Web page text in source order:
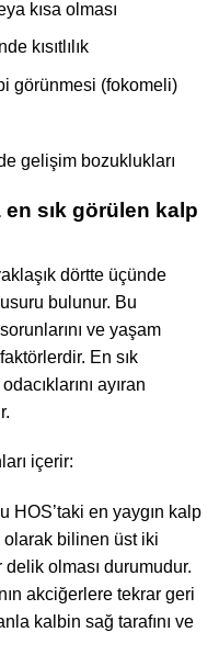
kısa olması
kısıtlılık
görünmesi (fokomeli)
gelişim bozuklukları
sık görülen kalp
dörtte üçünde
bulunur. Bu
ve yaşam
En sık
ayıran
içerir:
HOS’taki en yaygın kalp
olarak bilinen üst iki
delik olması durumudur.
akciğerlere tekrar geri
kalbin sağ tarafını ve